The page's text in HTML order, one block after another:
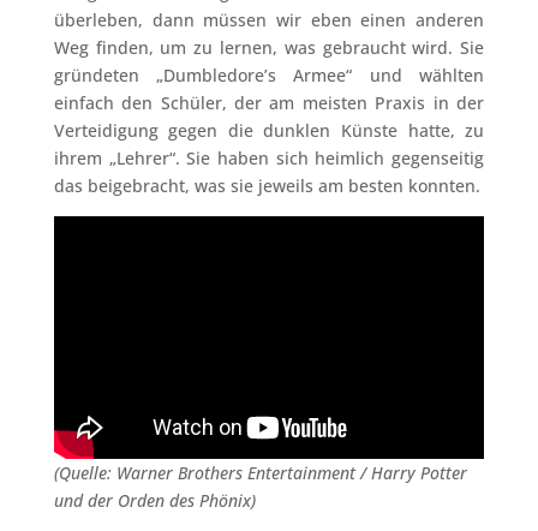
überleben, dann müssen wir eben einen anderen
Weg finden, um zu lernen, was gebraucht wird. Sie
gründeten „Dumbledore’s Armee“ und wählten
einfach den Schüler, der am meisten Praxis in der
Verteidigung gegen die dunklen Künste hatte, zu
ihrem „Lehrer“. Sie haben sich heimlich gegenseitig
das beigebracht, was sie jeweils am besten konnten.
(Quelle: Warner Brothers Entertainment / Harry Potter
und der Orden des Phönix)